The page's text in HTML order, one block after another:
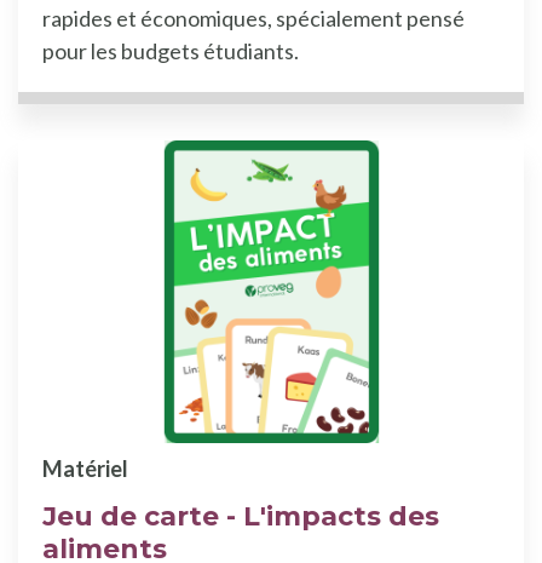
rapides et économiques, spécialement pensé
pour les budgets étudiants.
Jeu de carte - L'impacts des
aliments
Matériel